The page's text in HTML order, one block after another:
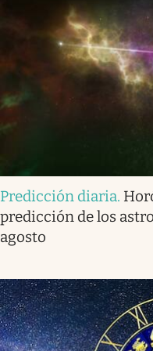
Predicción diaria.
predicción de los
agosto